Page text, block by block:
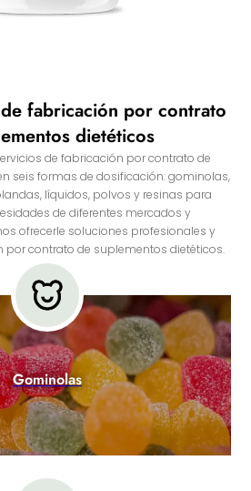
fabricación por contrato
dietéticos
de fabricación por contrato de
seis formas de dosificación: gominolas,
líquidos, polvos y resinas para
de diferentes mercados y
ofrecerle soluciones profesionales y
por contrato de suplementos dietéticos.
Gominolas